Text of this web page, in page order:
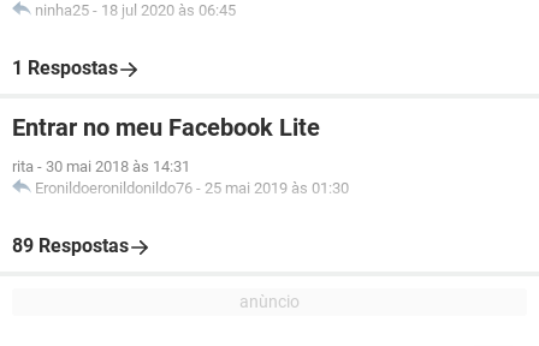
ninha25 - 18 jul 2020 às 06:45
1 Respostas
Entrar no meu Facebook Lite
rita - 30 mai 2018 às 14:31
Eronildoeronildonildo76 - 25 mai 2019 às 01:30
89 Respostas